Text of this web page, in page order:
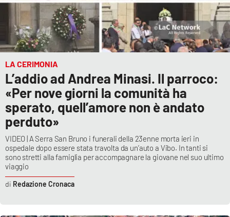
LA CERIMONIA
L’addio ad Andrea Minasi. Il parroco:
«Per nove giorni la comunità ha
sperato, quell’amore non è andato
perduto»
VIDEO | A Serra San Bruno i funerali della 23enne morta ieri in
ospedale dopo essere stata travolta da un’auto a Vibo. In tanti si
sono stretti alla famiglia per accompagnare la giovane nel suo ultimo
viaggio
Redazione Cronaca